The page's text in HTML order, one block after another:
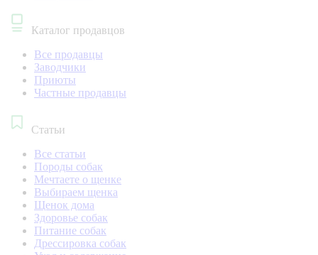
Каталог продавцов
Все продавцы
Заводчики
Приюты
Частные продавцы
Статьи
Все статьи
Породы собак
Мечтаете о щенке
Выбираем щенка
Щенок дома
Здоровье собак
Питание собак
Дрессировка собак